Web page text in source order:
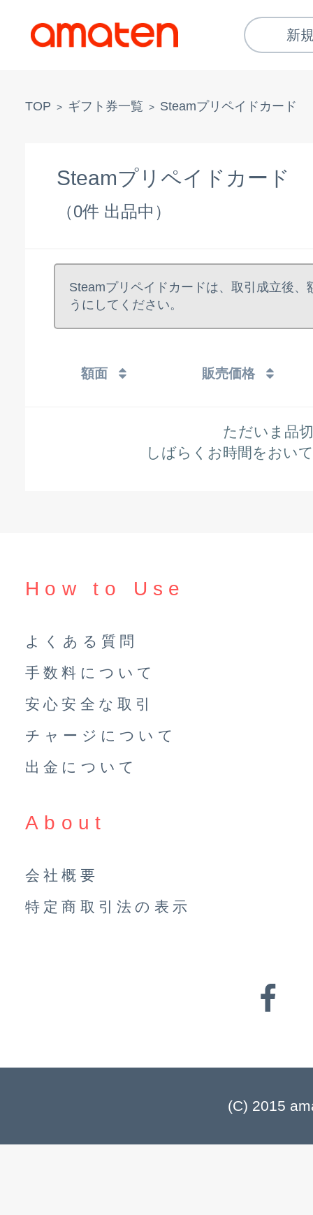
新
TOP > ギフト券一覧 > Steamプリペイドカード
Steamプリペイドカード
（0件 出品中）
Steamプリペイドカードは、取引成立後
うにしてください。
額面 販売価格
ただいま品
しばらくお時間をおい
How to Use
よくある質問
手数料について
安心安全な取引
チャージについて
出金について
About
会社概要
特定商取引法の表示
(C) 2015